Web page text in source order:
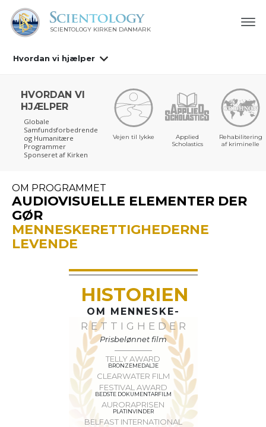
SCIENTOLOGY KIRKEN DANMARK
Hvordan vi hjælper
HVORDAN VI
HJÆLPER
Globale
Samfundsforbedrende
og Humanitære
Programmer
Sponseret af Kirken
Vejen til lykke
Applied
Scholastics
Rehabilitering
af kriminelle
OM PROGRAMMET
AUDIOVISUELLE ELEMENTER DER
GØR
MENNESKERETTIGHEDERNE
LEVENDE
HISTORIEN
OM MENNESKE-
RETTIGHEDER
Prisbelønnet film
TELLY AWARD
BRONZEMEDALJE
CLEARWATER FILM
FESTIVAL AWARD
BEDSTE DOKUMENTARFILM
AURORAPRISEN
PLATINVINDER
BELFAST INTERNATIONAL